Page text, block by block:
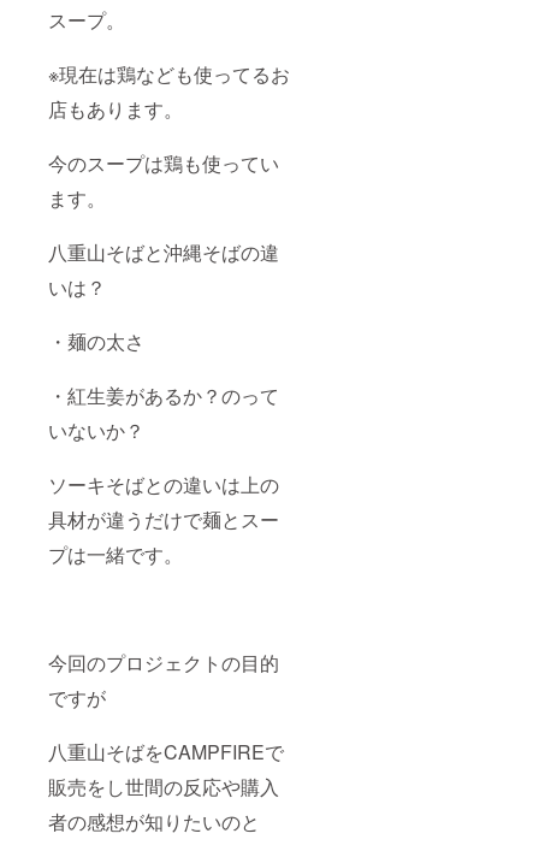
スープ。
※現在は鶏なども使ってるお
店もあります。
今のスープは鶏も使ってい
ます。
八重山そばと沖縄そばの違
いは？
・麺の太さ
・紅生姜があるか？のって
いないか？
ソーキそばとの違いは上の
具材が違うだけで麺とスー
プは一緒です。
今回のプロジェクトの目的
ですが
八重山そばをCAMPFIREで
販売をし世間の反応や購入
者の感想が知りたいのと